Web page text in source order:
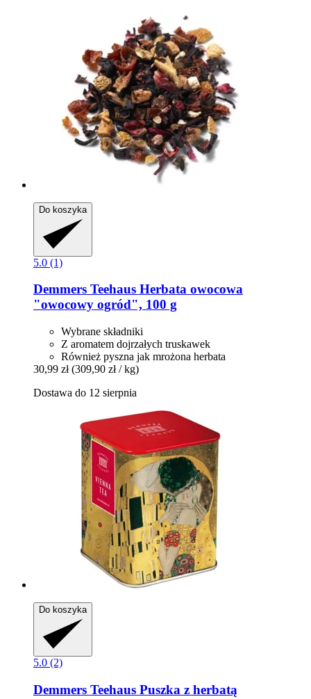
Do koszyka
5.0 (1)
Demmers Teehaus Herbata owocowa
"owocowy ogród", 100 g
Wybrane składniki
Z aromatem dojrzałych truskawek
Również pyszna jak mrożona herbata
30,99 zł (309,90 zł / kg)
Dostawa do 12 sierpnia
Do koszyka
5.0 (2)
Demmers Teehaus Puszka z herbatą